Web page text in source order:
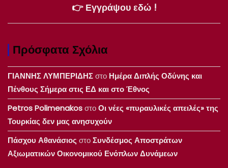
👉 Εγγράψου εδώ !
Πρόσφατα Σχόλια
ΓΙΑΝΝΗΣ ΛΥΜΠΕΡΙΔΗΣστο Ημέρα Διπλής Οδύνης και
Πένθους Σήμερα στις ΕΔ και στο Έθνος
Petros PolimenakosστοΟι νέες «πυραυλικές απειλές» της
Τουρκίας δεν μας ανησυχούν
Πάσχου Αθανάσιος στοΣυνδέσμος Αποστράτων
Αξιωματικών Οικονομικού Ενόπλων Δυνάμεων